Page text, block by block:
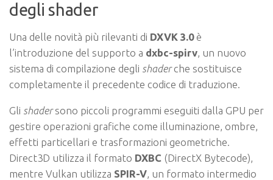
degli shader
Una delle novità più rilevanti di DXVK 3.0è
l’introduzione del supporto a dxbc-spirv, un nuovo
sistema di compilazione degli shaderche sostituisce
completamente il precedente codice di traduzione.
Gli shadersono piccoli programmi eseguiti dalla GPU per
gestire operazioni grafiche come illuminazione, ombre,
effetti particellari e trasformazioni geometriche.
Direct3D utilizza il formato DXBC (DirectX Bytecode),
mentre Vulkan utilizza SPIR-V, un formato intermedio